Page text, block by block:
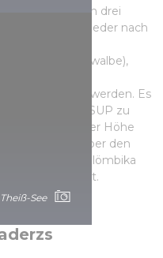
See
See kann von drei
von denen jeder nach
Seeschwalbe),
aus erreicht werden. Es
Kanu oder ein SUP zu
aus einer Höhe
Aussicht über den
wurde der Bölömbika
Jahres gekürt.